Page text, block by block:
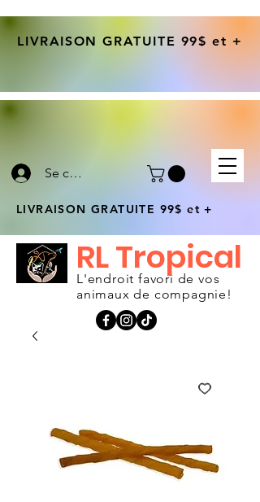
Se connecter
LIVRAISON GRATUITE 99$ et +
L'endroit favori de vos
animaux de compagnie!
RL Tropical
LIVRAISON GRATUITE 99$ et +